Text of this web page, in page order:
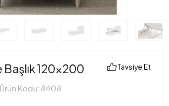
Başlık 120x200
Ürün Kodu: 8408
Tavsiye Et